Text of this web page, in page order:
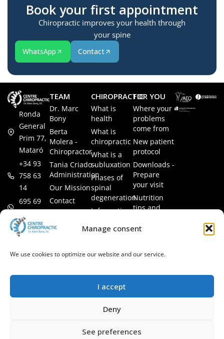
Manage consent
We use cookies to optimize our website and our service.
I accept
Deny
See preferences
Book your first appointment
Chiropractic improves your health through
your spine
WhatsApp Contact
Ronda
General
Prim 77,
Mataró
+34 93
758 63
14
695 69
info@subluxacion.com
TEAM
Dr. Marc
Bony
Berta
Molera -
Chiropractor
Tania Criado -
Administration
Our Mission
Contact
Legal Notice
CHIROPRACTIC
What is
health
What is
chiropractic
What is a
subluxation
Phases of
spinal
degeneration
Information
Chiropractic
Chiropractic
for
companies
FOR YOU
Where your
problems
come from
New patient
protocol
Downloads -
Prepare
your visit
Nutrition
tips and
Frequently
Questions